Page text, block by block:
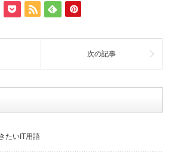
次の記事
たいIT用語